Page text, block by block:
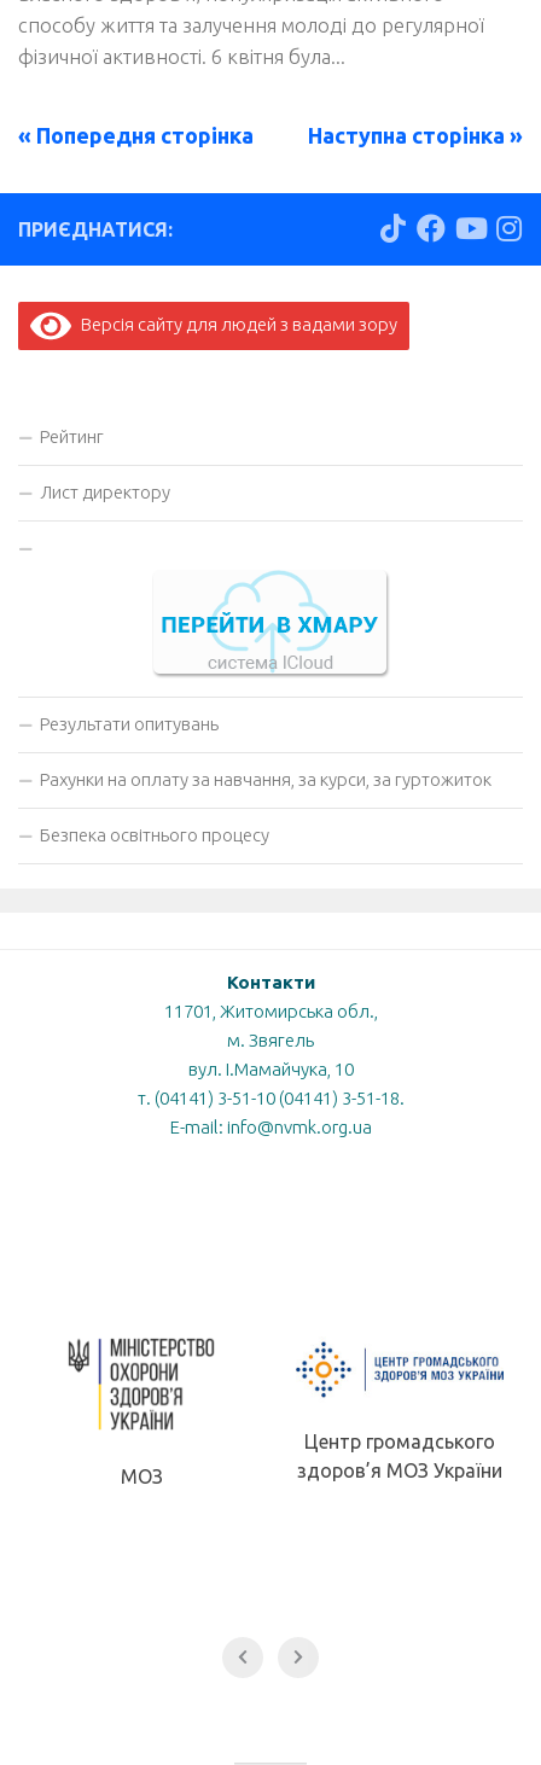
способу життя та залучення молоді до регулярної
фізичної активності. 6 квітня була...
« Попередня сторінка Наступна сторінка »
ПРИЄДНАТИСЯ:
Версія сайту для людей з вадами зору
Рейтинг
Лист директору
Результати опитувань
Рахунки на оплату за навчання, за курси, за гуртожиток
Безпека освітнього процесу
Контакти
11701, Житомирська обл.,
м. Звягель
вул. І.Мамайчука, 10
т. (04141) 3-51-10 (04141) 3-51-18.
E-mail: info@nvmk.org.ua
Центр громадського
здоров’я МОЗ України